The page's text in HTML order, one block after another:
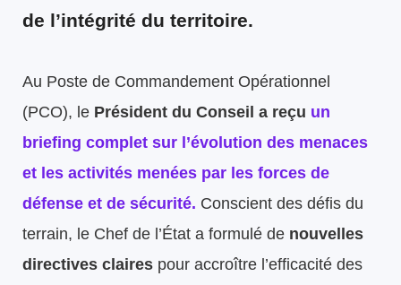
de l’intégrité du territoire.
Au Poste de Commandement Opérationnel
(PCO), le Président du Conseil a reçu un
briefing complet sur l’évolution des menaces
et les activités menées par les forces de
défense et de sécurité. Conscient des défis du
terrain, le Chef de l’État a formulé de nouvelles
directives claires pour accroître l’efficacité des